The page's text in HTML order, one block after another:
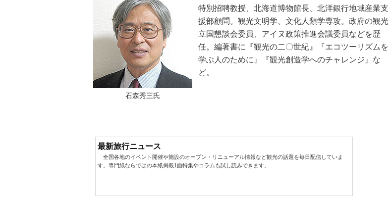
石森秀三氏
特別招聘教授、北海道博物館長、北洋銀行地域産業支
援部顧問。観光文明学、文化人類学専攻。政府の観光
立国懇談会委員、アイヌ政策推進会議委員などを歴
任。編著書に『観光の二〇世紀』『エコツーリズムを
学ぶ人のために』『観光創造学へのチャレンジ』な
ど。
最新旅行ニュース
全国各地のイベント開催や施設のオープン・リニューアル情報など観光の話題を毎日配信していま
す。専門紙ならではの本紙掲載1面特集やコラムも試し読みできます。